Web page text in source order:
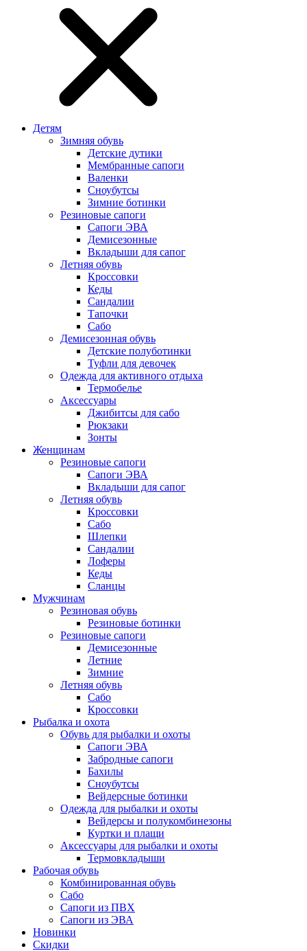
Детям
Зимняя обувь
Детские дутики
Мембранные сапоги
Валенки
Сноубутсы
Зимние ботинки
Резиновые сапоги
Сапоги ЭВА
Демисезонные
Вкладыши для сапог
Летняя обувь
Кроссовки
Кеды
Сандалии
Тапочки
Сабо
Демисезонная обувь
Детские полуботинки
Туфли для девочек
Одежда для активного отдыха
Термобелье
Аксессуары
Джибитсы для сабо
Рюкзаки
Зонты
Женщинам
Резиновые сапоги
Cапоги ЭВА
Вкладыши для сапог
Летняя обувь
Кроссовки
Сабо
Шлепки
Сандалии
Лоферы
Кеды
Сланцы
Мужчинам
Резиновая обувь
Резиновые ботинки
Резиновые сапоги
Демисезонные
Летние
Зимние
Летняя обувь
Сабо
Кроссовки
Рыбалка и охота
Обувь для рыбалки и охоты
Сапоги ЭВА
Забродные сапоги
Бахилы
Сноубутсы
Вейдерсные ботинки
Одежда для рыбалки и охоты
Вейдерсы и полукомбинезоны
Куртки и плащи
Аксессуары для рыбалки и охоты
Термовкладыши
Рабочая обувь
Комбинированная обувь
Сабо
Сапоги из ПВХ
Сапоги из ЭВА
Новинки
Скидки